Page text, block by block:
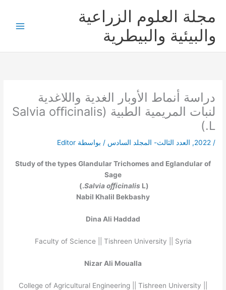
المحتوى
مجلة العلوم الزراعية
والبيئية والبيطرية
دراسة أنماط الأوبار الغدية واللاغدية
لنبات المريمية الطبية (Salvia oﬃcinalis
L.)
/
2022
, العدد الثالث- المجلد السادس / بواسطة Editor
Study of the types Glandular Trichomes and Eglandular of
Sage
(
Salvia oﬃcinalis L.)
Nabil Khalil Bekbashy
Dina Ali Haddad
Faculty of Science || Tishreen University || Syria
Nizar Ali Moualla
College of Agricultural Engineering || Tishreen University ||